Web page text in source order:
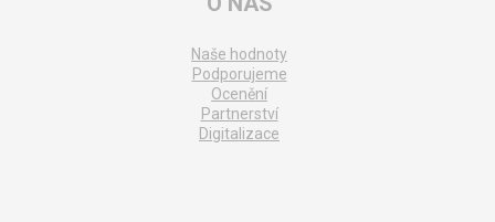
Naše hodnoty
Podporujeme
Ocenění
Partnerství
Digitalizace